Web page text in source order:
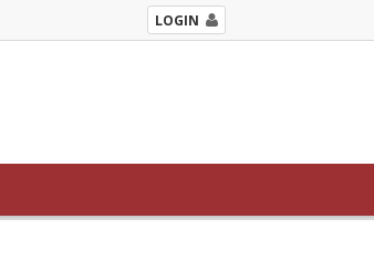
LOGIN